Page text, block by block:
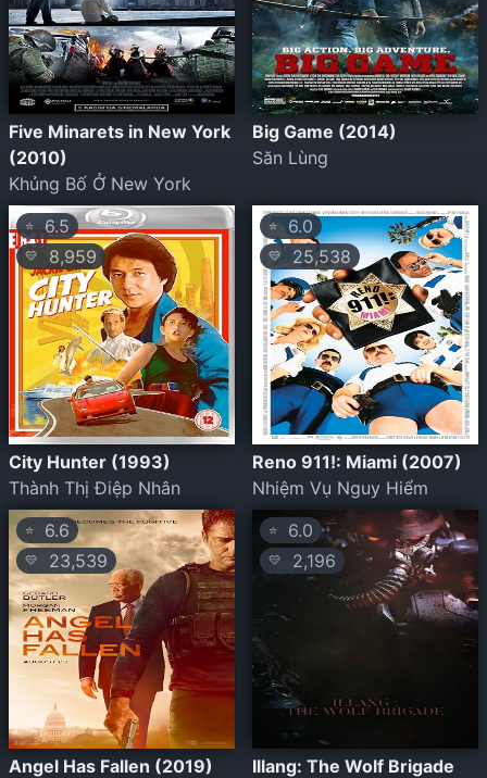
Five Minarets in New York
(2010)
Khủng Bố Ở New York
Big Game (2014)
Săn Lùng
⭐6.5
💛 8,959
City Hunter (1993)
Thành Thị Điệp Nhân
⭐6.0
💛 25,538
Reno 911!: Miami (2007)
Nhiệm Vụ Nguy Hiểm
⭐ 6.6
💛 23,539
Angel Has Fallen (2019)
⭐ 6.0
💛 2,196
Illang: The Wolf Brigade